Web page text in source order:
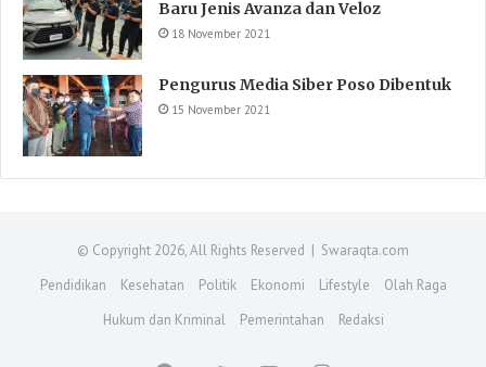
Baru Jenis Avanza dan Veloz
18 November 2021
Pengurus Media Siber Poso Dibentuk
15 November 2021
© Copyright 2026, All Rights Reserved | Swaraqta.com
Pendidikan
Kesehatan Politik Ekonomi Lifestyle
Olah Raga
Hukum dan Kriminal
Pemerintahan Redaksi